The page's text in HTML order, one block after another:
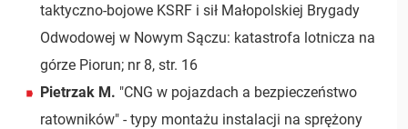
taktyczno-bojowe KSRF i sił Małopolskiej Brygady
Odwodowej w Nowym Sączu: katastrofa lotnicza na
górze Piorun; nr 8, str. 16
Pietrzak M. "CNG w pojazdach a bezpieczeństwo
ratowników" - typy montażu instalacji na sprężony